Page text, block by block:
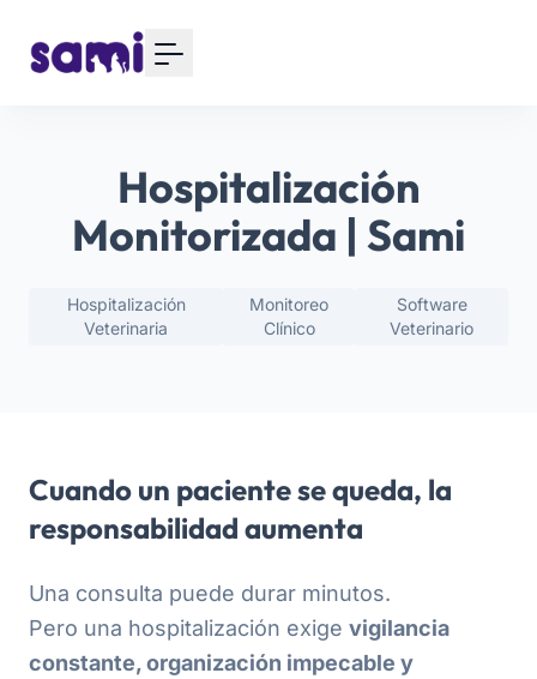
Hospitalización
Monitorizada | Sami
Hospitalización
Veterinaria
Monitoreo
Clínico
Software
Veterinario
Cuando un paciente se queda, la
responsabilidad aumenta
Una consulta puede durar minutos.
Pero una hospitalización exige vigilancia
constante, organización impecable y